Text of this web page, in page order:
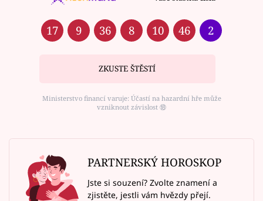
17 9 36 8 10 46 2
ZKUSTE ŠTĚSTÍ
Ministerstvo financí varuje: Účastí na hazardní hře může
vzniknout závislost ⑱
PARTNERSKÝ HOROSKOP
Jste si souzení? Zvolte znamení a
zjistěte, jestli vám hvězdy přejí.